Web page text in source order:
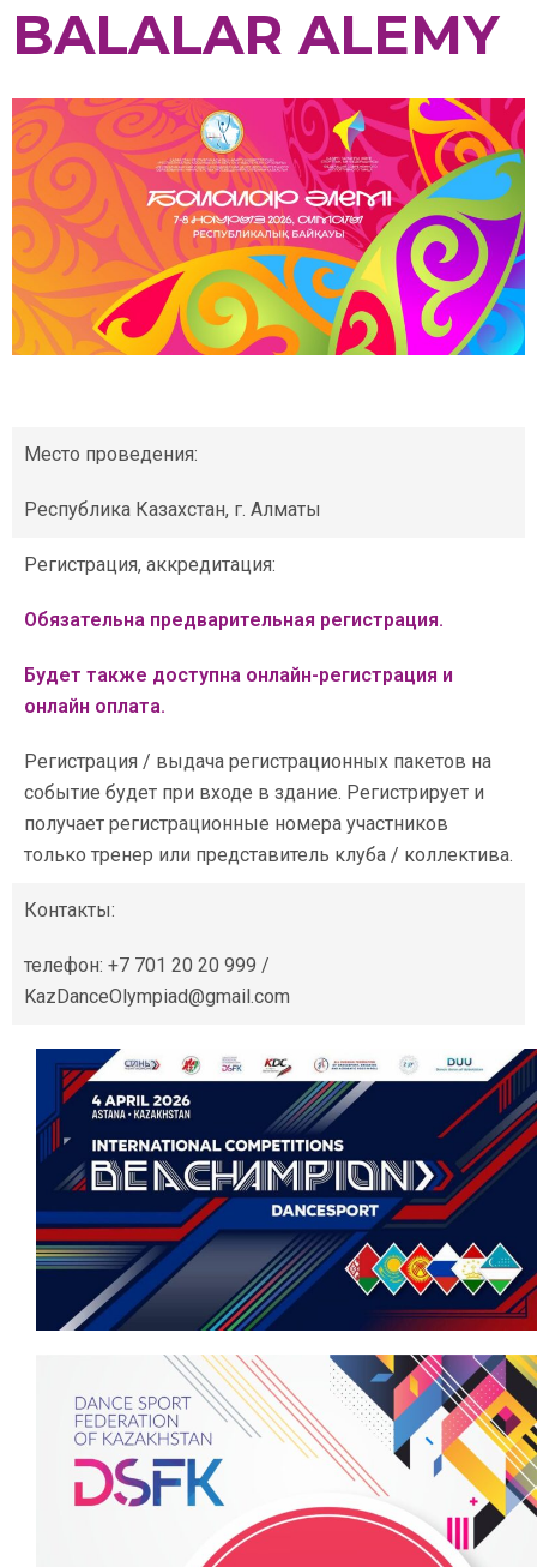
BALALAR ALEMY
Место проведения:
Республика Казахстан, г. Алматы
Регистрация, аккредитация:
Обязательна предварительная регистрация.
Будет также доступна онлайн-регистрация и
онлайн оплата.
Регистрация / выдача регистрационных пакетов на
событие будет при входе в здание. Регистрирует и
получает регистрационные номера участников
только тренер или представитель клуба / коллектива.
Контакты:
телефон: +7 701 20 20 999 /
KazDanceOlympiad@gmail.com